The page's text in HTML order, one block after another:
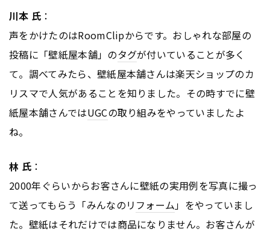
川本 氏 ：
声をかけたのはRoomClipからです。おしゃれな部屋の
投稿に「壁紙屋本舗」のタグが付いていることが多く
て。調べてみたら、壁紙屋本舗さんは楽天ショップのカ
リスマで人気があることを知りました。その時すでに壁
紙屋本舗さんではUGCの取り組みをやっていましたよ
ね。
林 氏：
2000年ぐらいからお客さんに壁紙の実用例を写真に撮っ
て送ってもらう「みんなのリ フォーム 」をやっていまし
た。壁紙はそれだけでは商品になりません。お客さんが